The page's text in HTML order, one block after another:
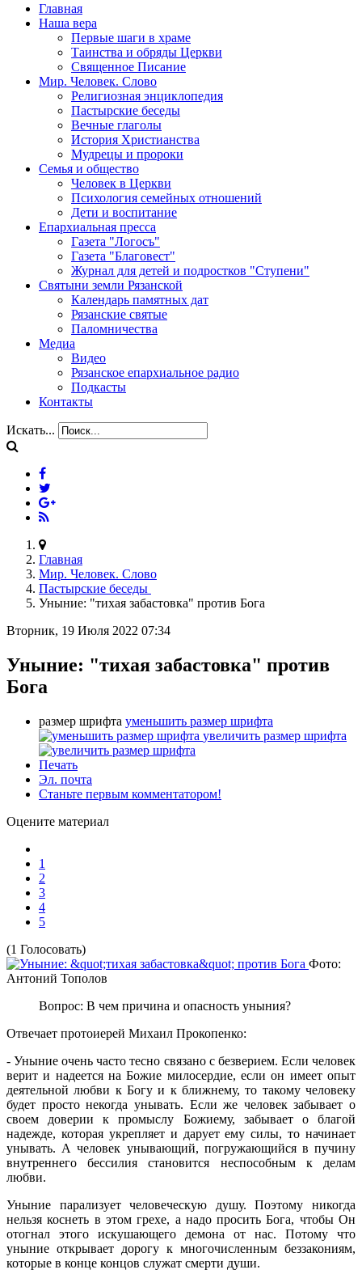
Главная
Наша вера
Первые шаги в храме
Таинства и обряды Церкви
Священное Писание
Мир. Человек. Слово
Религиозная энциклопедия
Пастырские беседы
Вечные глаголы
История Христианства
Мудрецы и пророки
Семья и общество
Человек в Церкви
Психология семейных отношений
Дети и воспитание
Епархиальная пресса
Газета "Логосъ"
Газета "Благовест"
Журнал для детей и подростков "Ступени"
Святыни земли Рязанской
Календарь памятных дат
Рязанские святые
Паломничества
Медиа
Видео
Рязанское епархиальное радио
Подкасты
Контакты
Искать...
Главная
Мир. Человек. Слово
Пастырские беседы
Уныние: "тихая забастовка" против Бога
Вторник, 19 Июля 2022 07:34
Уныние: "тихая забастовка" против
Бога
размер шрифта уменьшить размер шрифта
увеличить размер шрифта
Печать
Эл. почта
Станьте первым комментатором!
Оцените материал
1
2
3
4
5
(1 Голосовать)
Фото:
Антоний Тополов
Вопрос: В чем причина и опасность уныния?
Отвечает протоиерей Михаил Прокопенко:
- Уныние очень часто тесно связано с безверием. Если человек
верит и надеется на Божие милосердие, если он имеет опыт
деятельной любви к Богу и к ближнему, то такому человеку
будет просто некогда унывать. Если же человек забывает о
своем доверии к промыслу Божиему, забывает о благой
надежде, которая укрепляет и дарует ему силы, то начинает
унывать. А человек унывающий, погружающийся в пучину
внутреннего бессилия становится неспособным к делам
любви.
Уныние парализует человеческую душу. Поэтому никогда
нельзя коснеть в этом грехе, а надо просить Бога, чтобы Он
отогнал этого искушающего демона от нас. Потому что
уныние открывает дорогу к многочисленным беззакониям,
которые в конце концов служат смерти души.